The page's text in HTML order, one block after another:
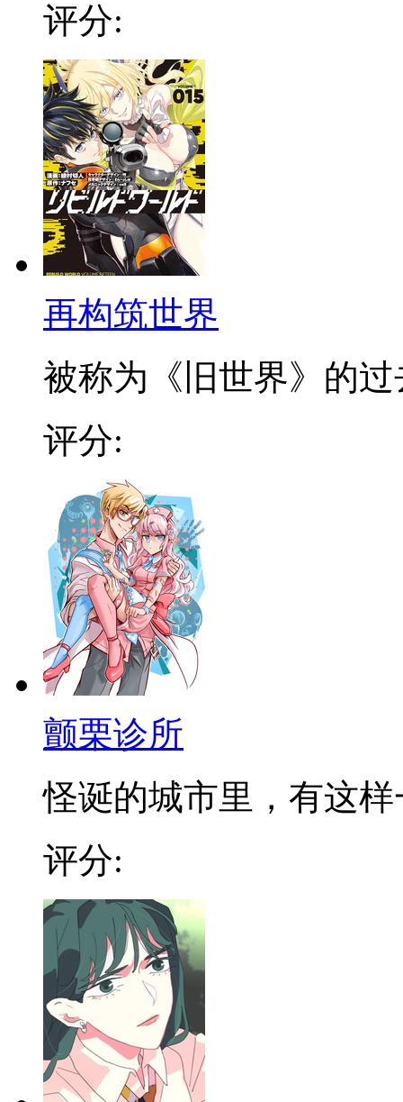
评分:
再构筑世界
被称为《旧世界》的过
评分:
颤栗诊所
怪诞的城市里，有这样
评分: